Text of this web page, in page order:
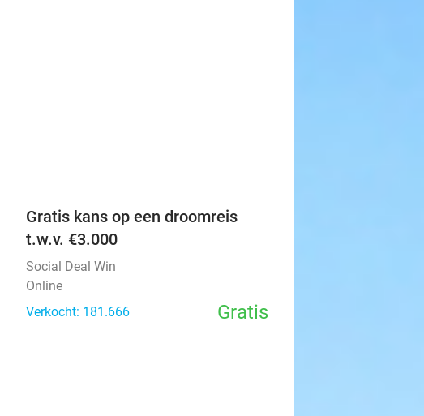
Gratis kans op een droomreis
t.w.v. €3.000
Social Deal Win
Online
Verkocht: 181.666
Gratis